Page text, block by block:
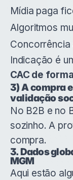
Mídia paga
Algoritmos
Concorrência
Indicação é
CAC de
3) A compra
validação
No B2B e no
sozinho. A
compra.
3. Dados
MGM
Aqui estão